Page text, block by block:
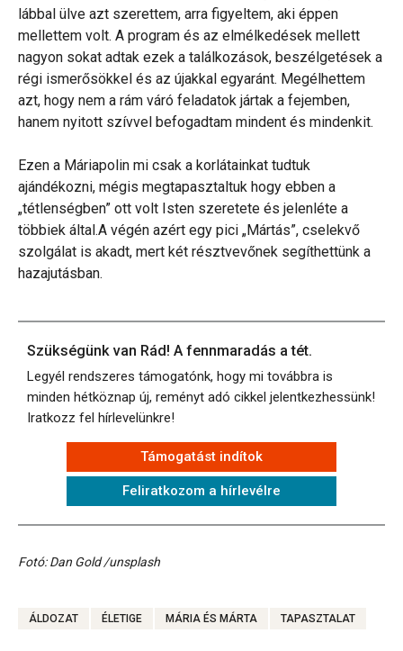
lábbal ülve azt szerettem, arra figyeltem, aki éppen
mellettem volt. A program és az elmélkedések mellett
nagyon sokat adtak ezek a találkozások, beszélgetések a
régi ismerősökkel és az újakkal egyaránt. Megélhettem
azt, hogy nem a rám váró feladatok jártak a fejemben,
hanem nyitott szívvel befogadtam mindent és mindenkit.
Ezen a Máriapolin mi csak a korlátainkat tudtuk
ajándékozni, mégis megtapasztaltuk hogy ebben a
„tétlenségben” ott volt Isten szeretete és jelenléte a
többiek által.A végén azért egy pici „Mártás”, cselekvő
szolgálat is akadt, mert két résztvevőnek segíthettünk a
hazajutásban.
Szükségünk van Rád! A fennmaradás a tét.
Legyél rendszeres támogatónk, hogy mi továbbra is
minden hétköznap új, reményt adó cikkel jelentkezhessünk!
Iratkozz fel hírlevelünkre!
Támogatást indítok
Feliratkozom a hírlevélre
Fotó: Dan Gold /unsplash
ÁLDOZAT ÉLETIGE MÁRIA ÉS MÁRTA TAPASZTALAT